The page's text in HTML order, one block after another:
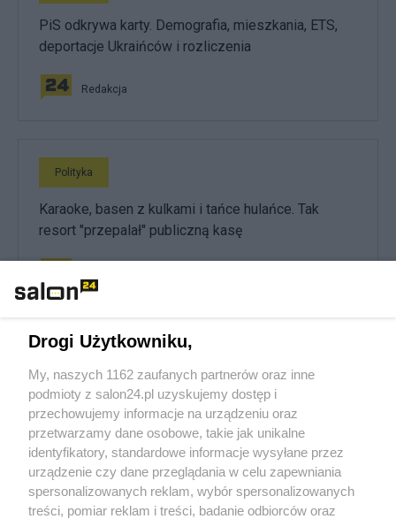
PiS odkrywa karty. Demografia, mieszkania, ETS,
deportacje Ukraińców i rozliczenia
Redakcja
Polityka
Karaoke, basen z kulkami i tańce hulańce. Tak
resort "przepalał" publiczną kasę
Rok z Nawrockim. Głośne weta, sojusz z USA i
powrót do Trójmorza
Redakcja
Drogi Użytkowniku,
My, naszych 1162 zaufanych partnerów oraz inne
podmioty z salon24.pl uzyskujemy dostęp i
przechowujemy informacje na urządzeniu oraz
przetwarzamy dane osobowe, takie jak unikalne
identyfikatory, standardowe informacje wysyłane przez
urządzenie czy dane przeglądania w celu zapewniania
spersonalizowanych reklam, wybór spersonalizowanych
treści, pomiar reklam i treści, badanie odbiorców oraz